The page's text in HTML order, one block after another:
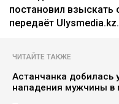
постановил взыскать
передаёт Ulysmedia.kz.
ЧИТАЙТЕ ТАКЖЕ
Астанчанка добилась
нападения мужчины в